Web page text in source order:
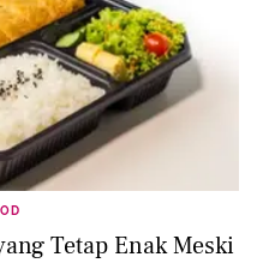
Tetap Enak Meski